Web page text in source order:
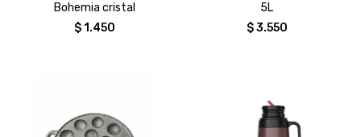
Bohemia cristal
$ 1.450
5L
$ 3.550